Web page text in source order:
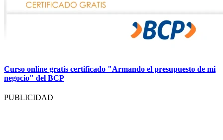
Curso online gratis certificado "Armando el presupuesto de mi
negocio" del BCP
PUBLICIDAD